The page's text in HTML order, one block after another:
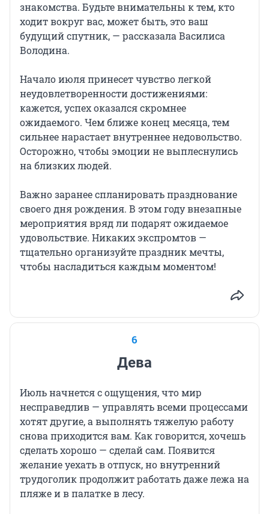
знакомства. Будьте внимательны к тем, кто
ходит вокруг вас, может быть, это ваш
будущий спутник, — рассказала Василиса
Володина.
Начало июля принесет чувство легкой
неудовлетворенности достижениями:
кажется, успех оказался скромнее
ожидаемого. Чем ближе конец месяца, тем
сильнее нарастает внутреннее недовольство.
Осторожно, чтобы эмоции не выплеснулись
на близких людей.
Важно заранее спланировать празднование
своего дня рождения. В этом году внезапные
мероприятия вряд ли подарят ожидаемое
удовольствие. Никаких экспромтов —
тщательно организуйте праздник мечты,
чтобы насладиться каждым моментом!
6
Дева
Июль начнется с ощущения, что мир
несправедлив — управлять всеми процессами
хотят другие, а выполнять тяжелую работу
снова приходится вам. Как говорится, хочешь
сделать хорошо — сделай сам. Появится
желание уехать в отпуск, но внутренний
трудоголик продолжит работать даже лежа на
пляже и в палатке в лесу.